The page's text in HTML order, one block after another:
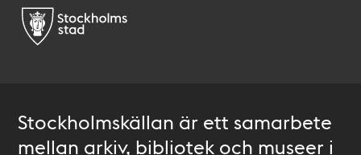
Stockholmskällan är ett samarbete
mellan arkiv, bibliotek och museer i